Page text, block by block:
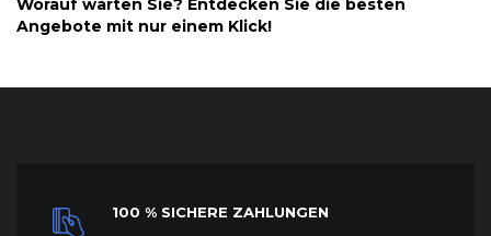
Worauf warten Sie? Entdecken Sie die besten
Angebote mit nur einem Klick!
100 % SICHERE ZAHLUNGEN